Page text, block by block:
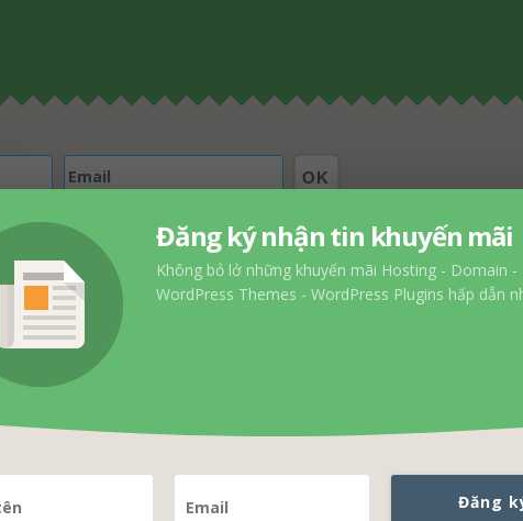
OK
Đăng ký nhận tin khuyến mãi
Không bỏ lở những khuyến mãi Hosting - Domain -
WordPress Themes - WordPress Plugins hấp dẫn
Đăng